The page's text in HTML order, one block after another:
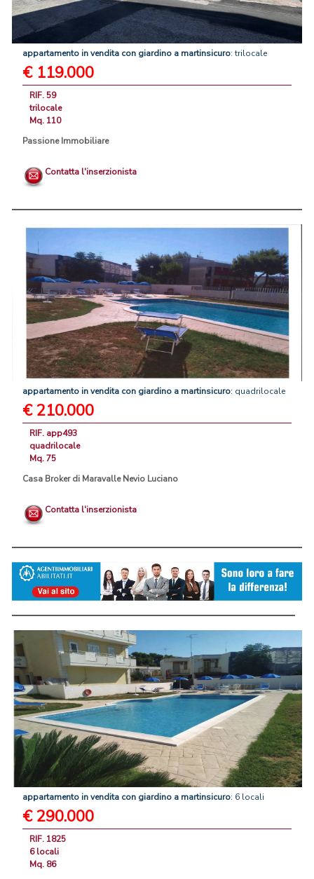
appartamento invendita con giardino a martinsicuro: trilocale
€ 119.000
RIF. 59
trilocale
Mq. 110
Passione Immobiliare
Contatta l'inserzionista
appartamento invendita con giardino a martinsicuro: quadrilocale
€ 210.000
RIF. app493
quadrilocale
Mq. 75
Casa Broker di Maravalle Nevio Luciano
Contatta l'inserzionista
appartamento invendita con giardino a martinsicuro: 6 locali
€ 290.000
RIF. 1825
6 locali
Mq. 86